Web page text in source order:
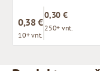
0,38 €
10+ vnt.
0,30 €
250+ vnt.